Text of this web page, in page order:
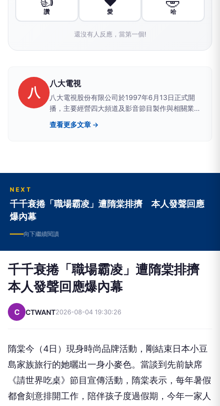
讚 愛 哈
還沒有人反應，當第一個!
八
八大電視
八大電視股份有限公司於1997年6月13日正式開
播，主要經營四大頻道及影音節目製作與相關業
務。榮耀與肯定：1.最優秀的娛樂新聞節目！2.第
十一屆新聞局-兩岸新聞報導獎；3.卓越新聞-新聞
金會-屢年獲得最優良節目
查看更多文章 →
NEXT
千千衰捲「職場霸凌」遭隋棠排擠 本人發聲回應
爆內幕
向下繼續閱讀
千千衰捲「職場霸凌」遭隋棠排擠
本人發聲回應爆內幕
C CTWANT2026-08-04 19:30:26
隋棠今（4日）現身時尚品牌活動，剛結束日本小豆
島家族旅行的她曬出一身小麥色。當談到先前缺席
《請世界吃桌》節目宣傳活動，隋棠表示，每年暑假
都會刻意排開工作，陪伴孩子度過假期，今年一家人